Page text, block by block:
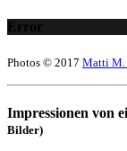
Error
Photos © 2017 Matti M.
Impressionen von
Bilder)